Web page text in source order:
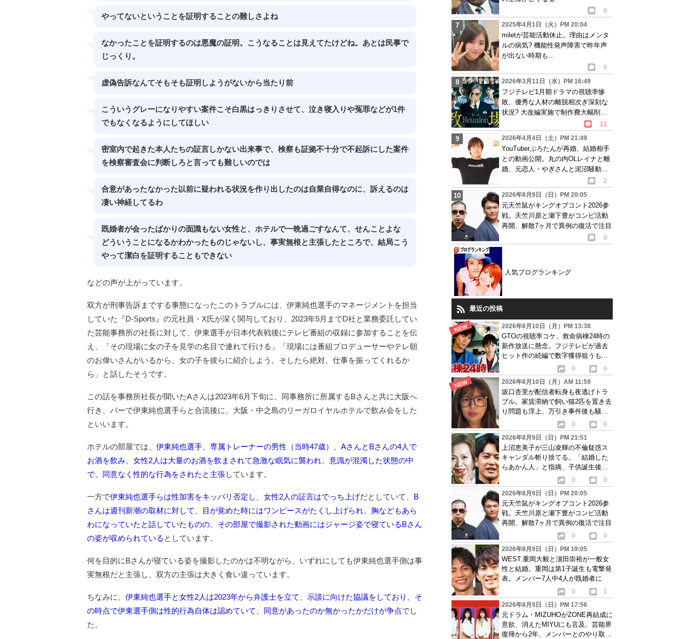
やってないということを証明することの難しさよね
なかったことを証明するのは悪魔の証明。こうなることは見えてたけどね。あとは民事で
じっくり。
虚偽告訴なんてそもそも証明しようがないから当たり前
こういうグレーになりやすい案件こそ白黒はっきりさせて、泣き寝入りや冤罪などが1件
でもなくなるようにしてほしい
密室内で起きた本人たちの証言しかない出来事で、検察も証拠不十分で不起訴にした案件
を検察審査会に判断しろと言っても難しいのでは
合意があったなかった以前に疑われる状況を作り出したのは自業自得なのに、訴えるのは
凄い神経してるわ
既婚者が会ったばかりの面識もない女性と、ホテルで一晩過ごすなんて、せんことよな
どういうことになるかわかったものじゃないし、事実無根と主張したところで、結局こう
やって潔白を証明することもできない
などの声が上がっています。
双方が刑事告訴までする事態になったこのトラブルには、伊東純也選手のマネージメントを担当
していた『D-Sports』の元社員・X氏が深く関与しており、2023年5月までD社と業務委託してい
た芸能事務所の社長に対して、伊東選手が日本代表戦後にテレビ番組の収録に参加することを伝
え、「その現場に女の子を見学の名目で連れて行ける」「現場には番組プロデューサーやテレ朝
のお偉いさんがいるから、女の子を彼らに紹介しよう。そしたら絶対、仕事を振ってくれるか
ら」と話したそうです。
この話を事務所社長が聞いたAさんは2023年6月下旬に、同事務所に所属するBさんと共に大阪へ
行き、バーで伊東純也選手らと合流後に、大阪・中之島のリーガロイヤルホテルで飲み会をした
といいます。
ホテルの部屋では、 伊東純也選手、専属トレーナーの男性（当時47歳）、AさんとBさんの4人で
お酒を飲み、女性2人は大量のお酒を飲まされて急激な眠気に襲われ、意識が混濁した状態の中
で、同意なく性的な行為をされたと主張しています。
一方で伊東純也選手らは性加害をキッパリ否定し、女性2人の証言はでっち上げだとしていて、 B
さんは週刊新潮の取材に対して、目が覚めた時にはワンピースがたくし上げられ、胸などもあら
わになっていたと話していたものの、その部屋で撮影された動画にはジャージ姿で寝ているBさん
の姿が収められている としています。
何を目的にBさんが寝ている姿を撮影したのかは不明ながら、いずれにしても伊東純也選手側は事
実無根だと主張し、双方の主張は大きく食い違っています。
ちなみに、 伊東純也選手と女性2人は2023年から弁護士を立て、示談に向けた協議をしており、そ
の時点で伊東選手側は性的行為自体は認めていて、同意があったのか無かったかだけが争点でし
た。
0
2025年4月1日（火）PM 20:04
miletが芸能活動休止。理由はメンタ
ルの病気? 機能性発声障害で昨年声
が出ない時期も…
0
2026年3月11日（水）PM 16:49
フジテレビ1月期ドラマの視聴率惨
敗。優秀な人材の離脱相次ぎ深刻な
状況? 大改編実施で制作費大幅削減
11
2026年4月4日（土）PM 21:49
YouTuberぷろたんが再婚、結婚相手
との動画公開。丸の内OLレイナと離
婚、元恋人・やぎさんと泥沼騒動の
2
2026年8月9日（日）PM 20:05
元天竺鼠がキングオブコント2026参
戦。天竺川原と瀬下豊がコンビ活動
再開、解散7ヶ月で異例の復活で注目
0
人気ブログランキング
最近の投稿
2026年8月10日（月）PM 13:38
GTOの視聴率コケ、救命病棟24時の
新作放送に懸念。フジテレビが過去
ヒット作の続編で数字獲得狙うも暗
0
0
2026年8月10日（月）AM 11:59
坂口杏里が配信者転身も夜逃げトラ
ブル。家賃滞納で飼い猫2匹を置き去
り問題も浮上、万引き事件後も騒動
0
0
2026年8月9日（日）PM 21:51
上沼恵美子が三山凌輝の不倫疑惑ス
キャンダル斬り捨てる。「結婚した
らあかん人」と指摘、子供誕生後の
0
0
2026年8月9日（日）PM 20:05
元天竺鼠がキングオブコント2026参
戦。天竺川原と瀬下豊がコンビ活動
再開、解散7ヶ月で異例の復活で注目
0
0
2026年8月9日（日）PM 19:05
WEST.重岡大毅と濵田崇裕が一般女
性と結婚。重岡は第1子誕生も電撃発
表。メンバー7人中4人が既婚者に
0
1
2026年8月9日（日）PM 17:56
元ドラム・MIZUHOがZONE再結成に
意欲、消えたMIYUにも言及。芸能界
復帰から2年、メンバーとのやり取り